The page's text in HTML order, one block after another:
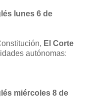
lunes 6 de
El Corte
autónomas:
miércoles 8 de